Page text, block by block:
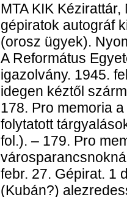
MTA KIK
gépiratok autográf
(orosz ügyek).
A Református
igazolvány. 1945.
idegen kéztől
178. Pro memoria
folytatott
fol.). – 179. Pro
febr. 27. Gépirat. 1
(Kubán?)